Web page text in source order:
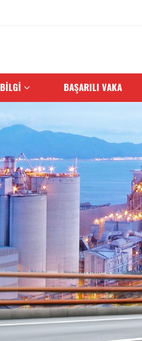
BİLGİ BAŞARILI VAKA